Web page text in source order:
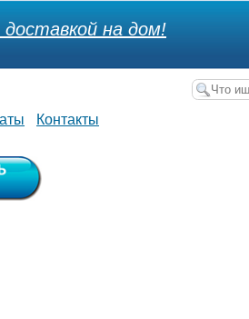
доставкой на дом!
Контакты